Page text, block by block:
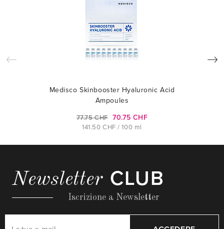
Medisco Skinbooster Hyaluronic Acid
Ampoules
77.75 CHF 70.75 CHF
141.50 CHF / 100 ml
Newsletter CLUB
Iscrizione a Newsletter